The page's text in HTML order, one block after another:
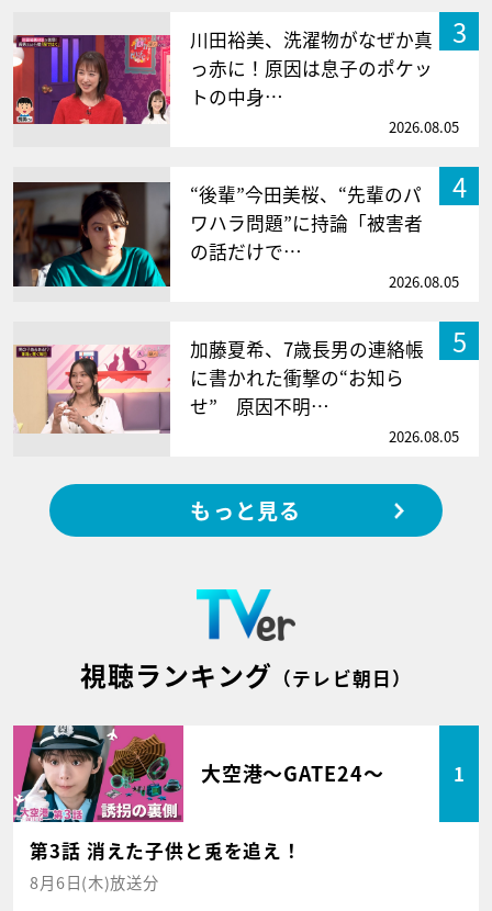
3
川田裕美、洗濯物がなぜか真
っ赤に！原因は息子のポケッ
トの中身…
2026.08.05
4
“後輩”今田美桜、“先輩のパ
ワハラ問題”に持論「被害者
の話だけで…
2026.08.05
5
加藤夏希、7歳長男の連絡帳
に書かれた衝撃の“お知ら
せ” 原因不明…
2026.08.05
もっと見る
視聴ランキング （テレビ朝日）
大空港～GATE24～ 1
第3話 消えた子供と兎を追え！
8月6日(木)放送分